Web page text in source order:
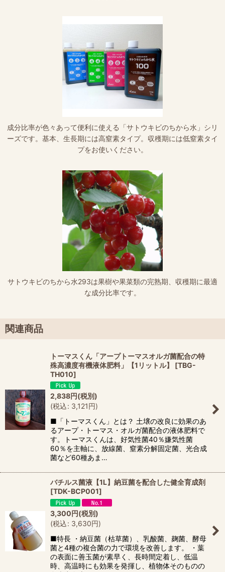
成分比率が色々あって便利に使える「サトウキビのちから水」シリ
ーズです。基本、生長期には高窒素タイプ。収穫期には低窒素タイ
プをお使いください。
サトウキビのちから水293は果樹や果菜類の完熟期、収穫期に最適
な成分比率です。
関連商品
トーマスくん「アープトーマスオルガ菌配合の特
殊高濃度有機液体肥料」【1リットル】
[TBG-
TH010]
2,838円(税別)
(税込: 3,121円)
■「トーマスくん」とは？ 土壌の改良に効果のあ
るアープ・トーマス・オルガ菌配合の液体肥料で
す。トーマスくんは、好気性菌40％嫌気性菌
60％を主軸に、放線菌、窒素分解固定菌、光合成
菌など60種あま…
バチルス菌液【1L】納豆菌を配合した健全育成剤
[TDK-BCP001]
3,300円(税別)
(税込: 3,630円)
■特長 ・納豆菌（枯草菌）、乳酸菌、麹菌、酵母
菌と4種の複合菌の力で環境を改善します。 ・葉
の表面に善玉菌が素早く、長時間定着し、低温
時、高温時にも効果を発揮し、植物体そのものの